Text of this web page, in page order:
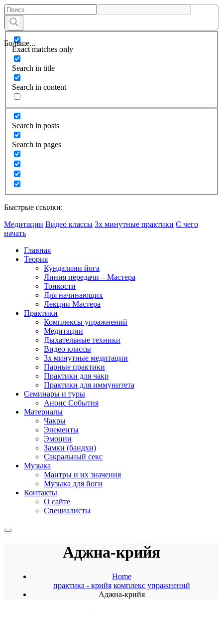
Больше...
Exact matches only
Search in title
Search in content
Search in posts
Search in pages
Быстрые ссылки:
Медитации Видео классы 3х минутные практики С чего
начать
Главная
Теория
Кундалини йога
Линия передачи – Мастера
Тонкости
Для начинающих
Лекции Мастера
Практики
Комплексы упражнений
Медитации
Дыхательные техники
Видео классы
3х минутные медитации
Парные практики
Практики для чакр
Практики для иммунитета
Семинары и туры
Анонс События
Материалы
Чакры
Элементы
Эмоции
Замки (бандхи)
Сакральный секс
Музыка
Мантры и их значения
Музыка для йоги
Контакты
О сайте
Специалисты
Аджна-крийя
Home
практика - крийя комплекс упражнений
Аджна-крийя